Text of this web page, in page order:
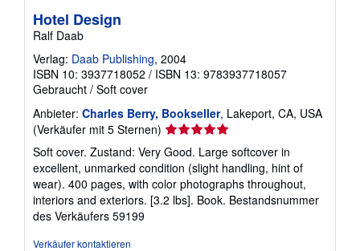
n
Hotel Design
Ralf Daab
Verlag: Daab Publishing, 2004
ISBN 10: 3937718052 / ISBN 13: 9783937718057
Gebraucht / Soft cover
Anbieter: Charles Berry, Bookseller, Lakeport, CA, USA
(Verkäufer mit 5 Sternen) Verkäuferbewertung
5
von
5
Sternen
Soft cover. Zustand: Very Good. Large softcover in
excellent, unmarked condition (slight handling, hint of
wear). 400 pages, with color photographs throughout,
interiors and exteriors. [3.2 lbs]. Book. Bestandsnummer
des Verkäufers 59199
Verkäufer kontaktieren